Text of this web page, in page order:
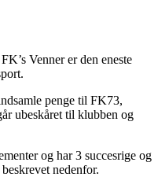
Venner er den eneste
penge til FK73,
ubeskåret til klubben og
og har 3 succesrige og
nedenfor.